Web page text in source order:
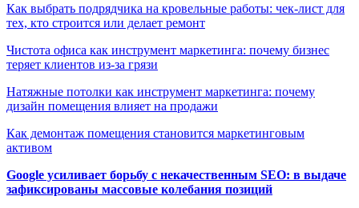
Как выбрать подрядчика на кровельные работы: чек-лист для
тех, кто строится или делает ремонт
Чистота офиса как инструмент маркетинга: почему бизнес
теряет клиентов из-за грязи
Натяжные потолки как инструмент маркетинга: почему
дизайн помещения влияет на продажи
Как демонтаж помещения становится маркетинговым
активом
Google усиливает борьбу с некачественным SEO: в выдаче
зафиксированы массовые колебания позиций